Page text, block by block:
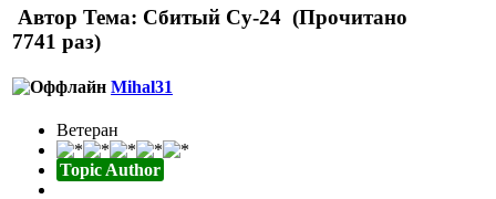
Автор Тема: Сбитый Су-24 (Прочитано
7741 раз)
Mihal31
Ветеран
Topic Author